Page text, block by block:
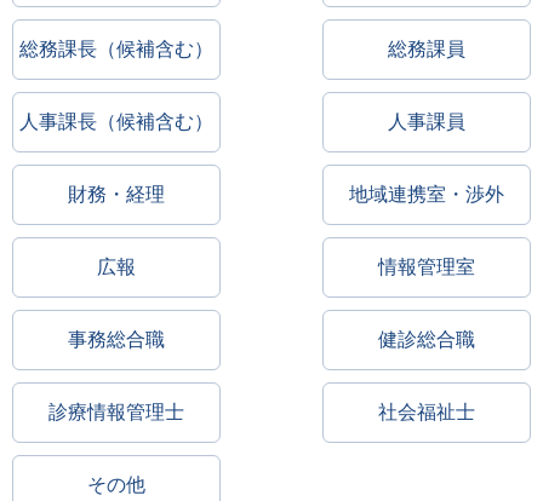
総務課長（候補含む） 総務課員
人事課長（候補含む） 人事課員
財務・経理 地域連携室・渉外
広報 情報管理室
事務総合職 健診総合職
診療情報管理士 社会福祉士
その他